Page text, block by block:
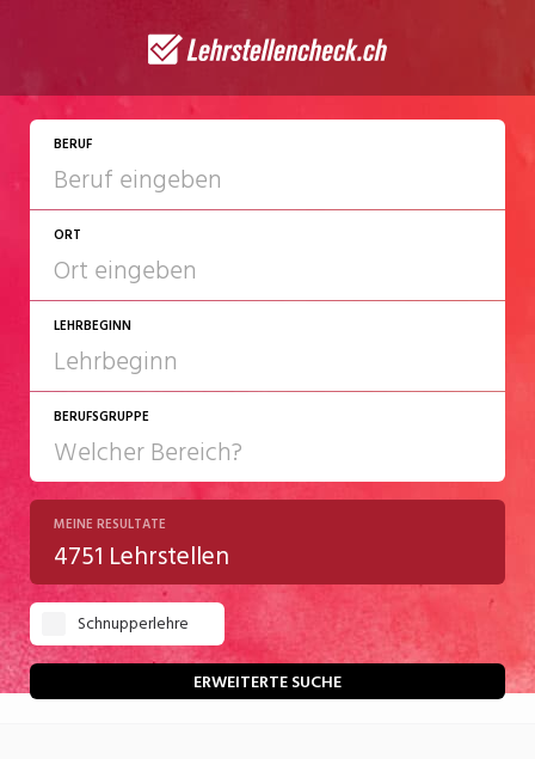
BERUF
ORT
LEHRBEGINN
2027
2028
BERUFSGRUPPE
Chemie/Pharma
Gastgewerbe
Gesundheit/Pflege/Soziales
Handwerk/Technik
MEINE RESULTATE
4751 Lehrstellen
Schnupperlehre
ERWEITERTE SUCHE